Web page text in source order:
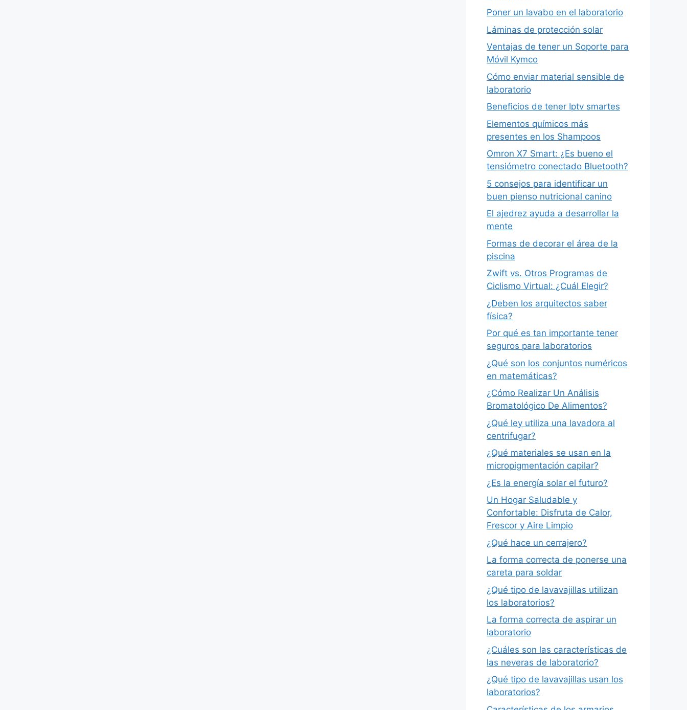
Poner un lavabo en el laboratorio
Láminas de protección solar
Ventajas de tener un Soporte para
Móvil Kymco
Cómo enviar material sensible de
laboratorio
Beneficios de tener Iptv smartes
Elementos químicos más
presentes en los Shampoos
Omron X7 Smart: ¿Es bueno el
tensiómetro conectado Bluetooth?
5 consejos para identificar un
buen pienso nutricional canino
El ajedrez ayuda a desarrollar la
mente
Formas de decorar el área de la
piscina
Zwift vs. Otros Programas de
Ciclismo Virtual: ¿Cuál Elegir?
¿Deben los arquitectos saber
física?
Por qué es tan importante tener
seguros para laboratorios
¿Qué son los conjuntos numéricos
en matemáticas?
¿Cómo Realizar Un Análisis
Bromatológico De Alimentos?
¿Qué ley utiliza una lavadora al
centrifugar?
¿Qué materiales se usan en la
micropigmentación capilar?
¿Es la energía solar el futuro?
Un Hogar Saludable y
Confortable: Disfruta de Calor,
Frescor y Aire Limpio
¿Qué hace un cerrajero?
La forma correcta de ponerse una
careta para soldar
¿Qué tipo de lavavajillas utilizan
los laboratorios?
La forma correcta de aspirar un
laboratorio
¿Cuáles son las características de
las neveras de laboratorio?
¿Qué tipo de lavavajillas usan los
laboratorios?